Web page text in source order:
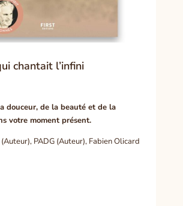
chantait l’infini
douceur, de la beauté et de la
votre moment présent.
PADG (Auteur), Fabien Olicard